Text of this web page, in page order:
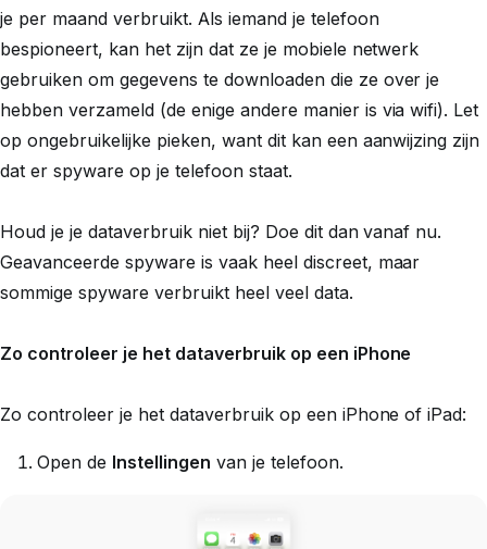
je per maand verbruikt. Als iemand je telefoon
bespioneert, kan het zijn dat ze je mobiele netwerk
gebruiken om gegevens te downloaden die ze over je
hebben verzameld (de enige andere manier is via wifi). Let
op ongebruikelijke pieken, want dit kan een aanwijzing zijn
dat er spyware op je telefoon staat.
Houd je je dataverbruik niet bij? Doe dit dan vanaf nu.
Geavanceerde spyware is vaak heel discreet, maar
sommige spyware verbruikt heel veel data.
Zo controleer je het dataverbruik op een iPhone
Zo controleer je het dataverbruik op een iPhone of iPad:
Open de Instellingen van je telefoon.